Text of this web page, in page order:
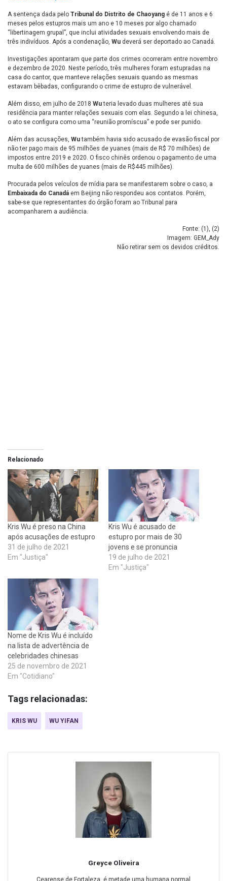
A sentença dada pelo Tribunal do Distrito de Chaoyang é de 11 anos e 6
meses pelos estupros mais um ano e 10 meses por algo chamado
“libertinagem grupal”, que inclui atividades sexuais envolvendo mais de
três indivíduos. Após a condenação, Wu deverá ser deportado ao Canadá.
Investigações apontaram que parte dos crimes ocorreram entre novembro
e dezembro de 2020. Neste período, três mulheres foram estupradas na
casa do cantor, que manteve relações sexuais quando as mesmas
estavam bêbadas, configurando o crime de estupro de vulnerável.
Além disso, em julho de 2018 Wuteria levado duas mulheres até sua
residência para manter relações sexuais com elas. Segundo a lei chinesa,
o ato se configura como uma “reunião promíscua” e pode ser punido.
Além das acusações, Wutambém havia sido acusado de evasão fiscal por
não ter pago mais de 95 milhões de yuanes (mais de R$ 70 milhões) de
impostos entre 2019 e 2020. O fisco chinês ordenou o pagamento de uma
multa de 600 milhões de yuanes (mais de R$445 milhões).
Procurada pelos veículos de mídia para se manifestarem sobre o caso, a
Embaixada do Canadá em Beijing não respondeu aos contatos. Porém,
sabe-se que representantes do órgão foram ao Tribunal para
acompanharem a audiência.
Fonte: (1 ), (2)
Imagem: GEM_Ady
Não retirar sem os devidos créditos.
Relacionado
Kris Wu é preso na China
após acusações de estupro
31 de julho de 2021
Em "Justiça"
Kris Wu é acusado de
estupro por mais de 30
jovens e se pronuncia
19 de julho de 2021
Em "Justiça"
Nome de Kris Wu é incluído
na lista de advertência de
celebridades chinesas
25 de novembro de 2021
Em "Cotidiano"
Tags relacionadas:
KRIS WU WU YIFAN
Greyce Oliveira
Cearense de Fortaleza, é metade uma humana normal